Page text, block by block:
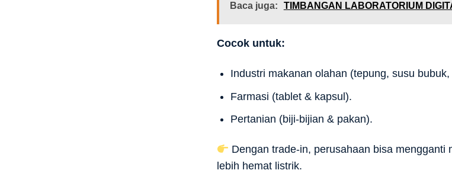
Baca juga: TIMBANGAN LABORATORIUM
Cocok untuk:
Industri makanan olahan (tepung, susu bubuk,
Farmasi (tablet & kapsul).
Pertanian (biji-bijian & pakan).
Dengan trade-in, perusahaan bisa
lebih hemat listrik.